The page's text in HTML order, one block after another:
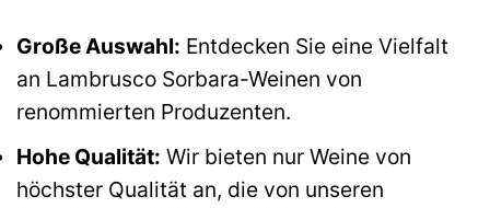
Große Auswahl: Entdecken Sie eine Vielfalt
an Lambrusco Sorbara-Weinen von
renommierten Produzenten.
Hohe Qualität: Wir bieten nur Weine von
höchster Qualität an, die von unseren